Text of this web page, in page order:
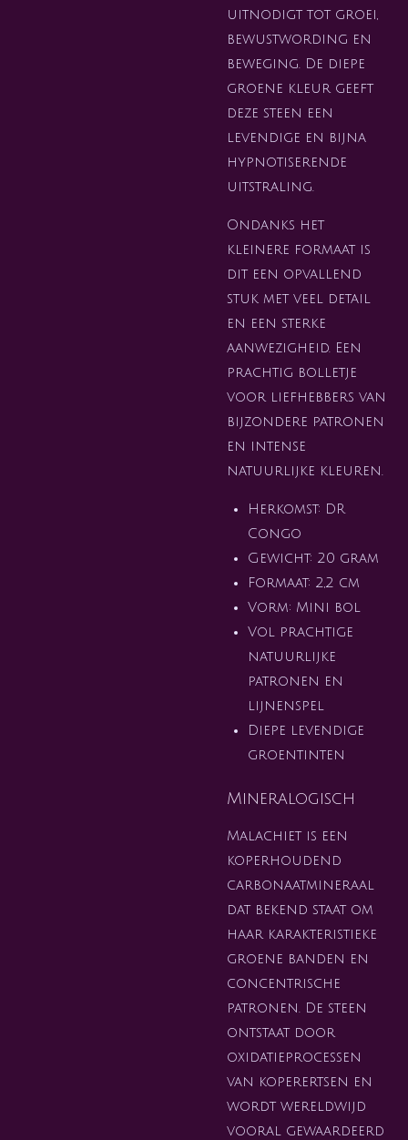
uitnodigt tot groei,
bewustwording en
beweging. De diepe
groene kleur geeft
deze steen een
levendige en bijna
hypnotiserende
uitstraling.
Ondanks het
kleinere formaat is
dit een opvallend
stuk met veel detail
en een sterke
aanwezigheid. Een
prachtig bolletje
voor liefhebbers van
bijzondere patronen
en intense
natuurlijke kleuren.
Herkomst: DR
Congo
Gewicht: 20 gram
Formaat: 2,2 cm
Vorm: Mini bol
Vol prachtige
natuurlijke
patronen en
lijnenspel
Diepe levendige
groentinten
Mineralogisch
Malachiet is een
koperhoudend
carbonaatmineraal
dat bekend staat om
haar karakteristieke
groene banden en
concentrische
patronen. De steen
ontstaat door
oxidatieprocessen
van koperertsen en
wordt wereldwijd
vooral gewaardeerd